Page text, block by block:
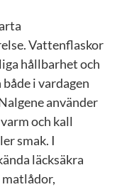
Vattenflaskor
hållbarhet och
i vardagen
använder
och kall
smak. I
läcksäkra